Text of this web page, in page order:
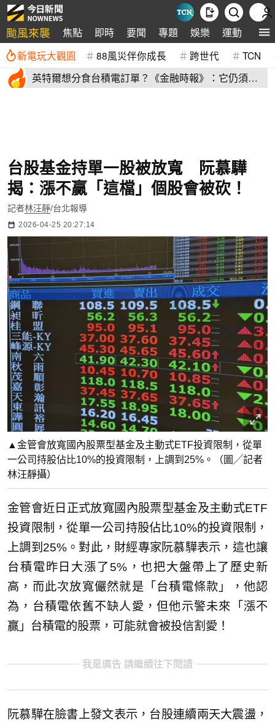
颱風來襲 焦點 即時 要聞 專題 娛樂 運動 全球
新電玩大觀園 88風災伴你成長 跨世代 TCN
英特爾想分食台積電訂單？《金融時報》：它仍須證
台股基金持單一股被放寬 阮慕驊
揭：漲不贏「這檔」個股會被砍！
記者林汪靜/台北報導
2026-04-25 20:27:14
▲金管會放寬國內股票型基金及主動式ETF投資限制，從單
一公司持股佔比10%的投資限制，上調到25%。（圖╱記者
林汪靜攝）
金管會近日正式放寬國內股票型基金及主動式ETF
投資限制，從單一公司持股佔比10%的投資限制，
上調到25%。對此，財經專家阮慕驊表示，這也讓
台積電昨日大漲了5%，也把大盤帶上了歷史新
高，而此次放寬儼然就是「台積電條款」，他認
為，台積電依舊不缺人愛，但他示警未來「漲不
贏」台積電的股票，可能就會被投信割愛！
我是廣告 請繼續往下閱讀
阮慕驊在臉書上發文表示，台股連續兩天大震盪，